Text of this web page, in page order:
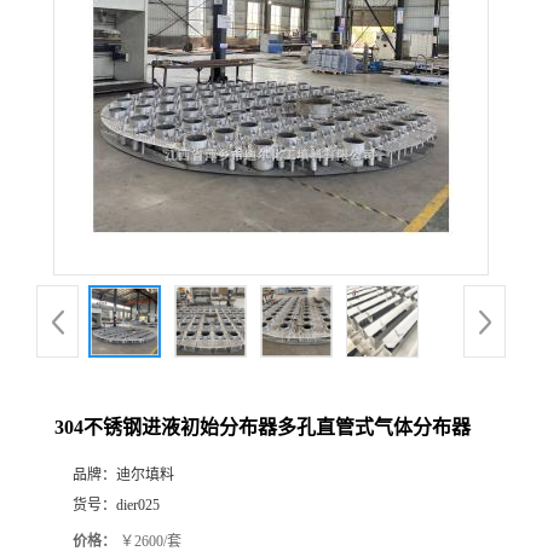
304不锈钢进液初始分布器多孔直管式气体分布器
品牌： 迪尔填料
货号： dier025
价格： ￥2600/套